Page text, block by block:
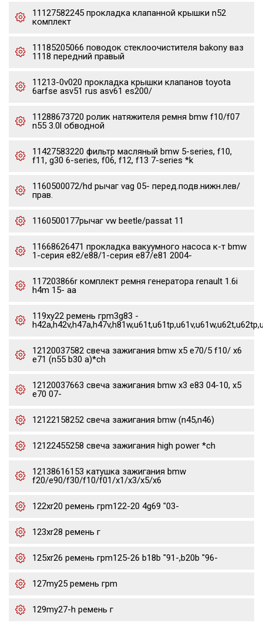
11127582245 прокладка клапанной крышки n52
комплект
11185205066 поводок стеклоочистителя bakony ваз
1118 передний правый
11213-0v020 прокладка крышки клапанов toyota
6arfse asv51 rus asv61 es200/
11288673720 ролик натяжителя ремня bmw f10/f07
n55 3.0l обводной
11427583220 фильтр масляный bmw 5-series, f10,
f11, g30 6-series, f06, f12, f13 7-series *k
1160500072/hd рычаг vag 05- перед.подв.нижн.лев/
прав.
1160500177рычаг vw beetle/passat 11
11668626471 прокладка вакуумного насоса к-т bmw
1-серия e82/e88/1-серия e87/e81 2004-
117203866r комплект ремня генератора renault 1.6i
h4m 15- aa
119xy22 ремень грm3g83 -
12120037582 свеча зажигания bmw x5 e70/5 f10/ x6
e71 (n55 b30 a)*ch
12120037663 свеча зажигания bmw x3 e83 04-10, x5
e70 07-
12122158252 свеча зажигания bmw (n45,n46)
12122455258 свеча зажигания high power *ch
12138616153 катушка зажигания bmw
f20/e90/f30/f10/f01/x1/x3/x5/x6
122xr20 ремень грm122-20 4g69 "03-
123xr28 ремень г
125xr26 ремень грm125-26 b18b "91-,b20b "96-
127my25 ремень грm
129my27-h ремень г